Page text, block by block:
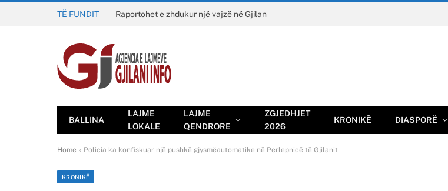
TË FUNDIT Raportohet e zhdukur një vajzë në Gjilan
BALLINA
LAJME
LOKALE
LAJME
QENDRORE
ZGJEDHJET
2026
KRONIKË DIASPORË
Home » Policia ka konfiskuar një pushkë gjysmëautomatike në Perlepnicë të Gjilanit
KRONIKË